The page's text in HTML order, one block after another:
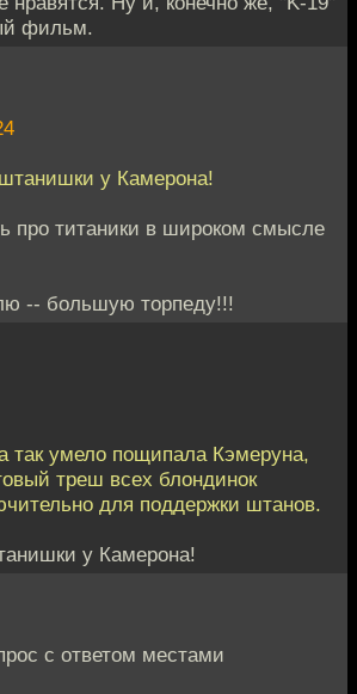
фильм.
у Камерона!
про титаники в широком смысле
-- большую торпеду!!!
так умело пощипала Кэмеруна,
треш всех блондинок
для поддержки штанов.
у Камерона!
с ответом местами